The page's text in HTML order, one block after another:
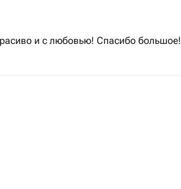
и с любовью! Спасибо большое!